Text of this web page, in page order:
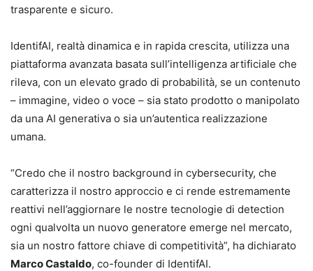
trasparente e sicuro.
IdentifAI, realtà dinamica e in rapida crescita, utilizza una
piattaforma avanzata basata sull’intelligenza artificiale che
rileva, con un elevato grado di probabilità, se un contenuto
– immagine, video o voce – sia stato prodotto o manipolato
da una AI generativa o sia un’autentica realizzazione
umana.
“Credo che il nostro background in cybersecurity, che
caratterizza il nostro approccio e ci rende estremamente
reattivi nell’aggiornare le nostre tecnologie di detection
ogni qualvolta un nuovo generatore emerge nel mercato,
sia un nostro fattore chiave di competitività”, ha dichiarato
Marco Castaldo, co-founder di IdentifAI.